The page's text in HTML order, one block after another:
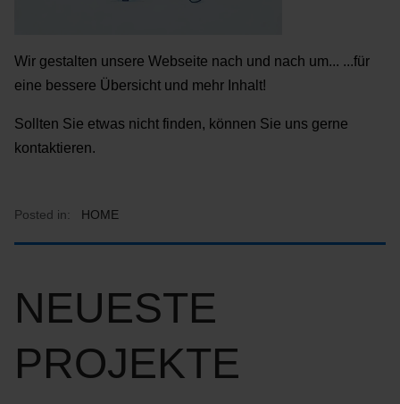
Wir gestalten unsere Webseite nach und nach um... ...für
eine bessere Übersicht und mehr Inhalt!
Sollten Sie etwas nicht finden, können Sie uns gerne
kontaktieren.
Posted in: HOME
NEUESTE
PROJEKTE